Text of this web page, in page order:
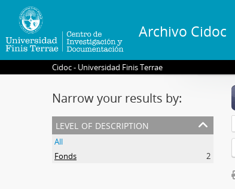
Archivo Cidoc
Cidoc - Universidad Finis Terrae
Narrow your results by:
level of description
All
Fonds
2